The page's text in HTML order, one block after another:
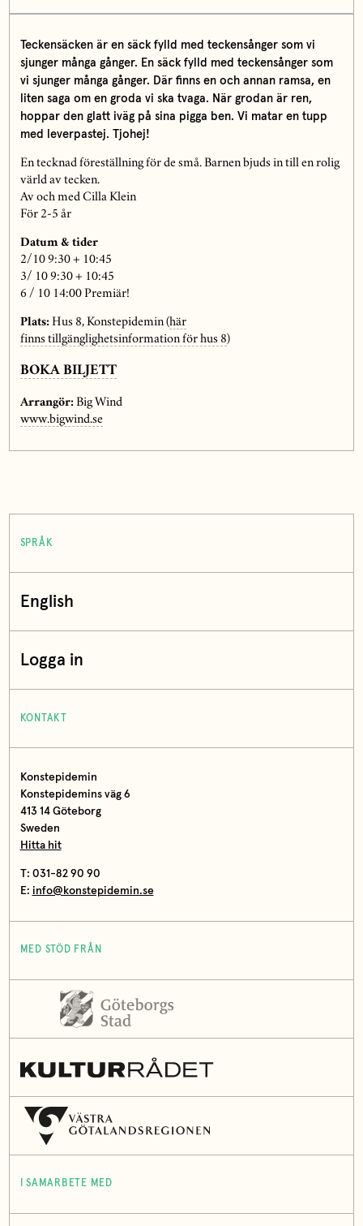
Teckensäcken är en säck fylld med teckensånger som vi
sjunger många gånger. En säck fylld med teckensånger som
vi sjunger många gånger. Där finns en och annan ramsa, en
liten saga om en groda vi ska tvaga. När grodan är ren,
hoppar den glatt iväg på sina pigga ben. Vi matar en tupp
med leverpastej. Tjohej!
En tecknad föreställning för de små. Barnen bjuds in till en rolig
värld av tecken.
Av och med Cilla Klein
För 2-5 år
Datum & tider
2/10 9:30 + 10:45
3/ 10 9:30 + 10:45
6 / 10 14:00 Premiär!
Plats:Hus 8, Konstepidemin (här
finns tillgänglighetsinformation för hus 8)
BOKA BILJETT
Arrangör:Big Wind
www.bigwind.se
SPRÅK
English
Logga in
KONTAKT
Konstepidemin
Konstepidemins väg 6
413 14 Göteborg
Sweden
Hitta hit
T: 031-82 90 90
E: info@konstepidemin.se
MED STÖD FRÅN
I SAMARBETE MED